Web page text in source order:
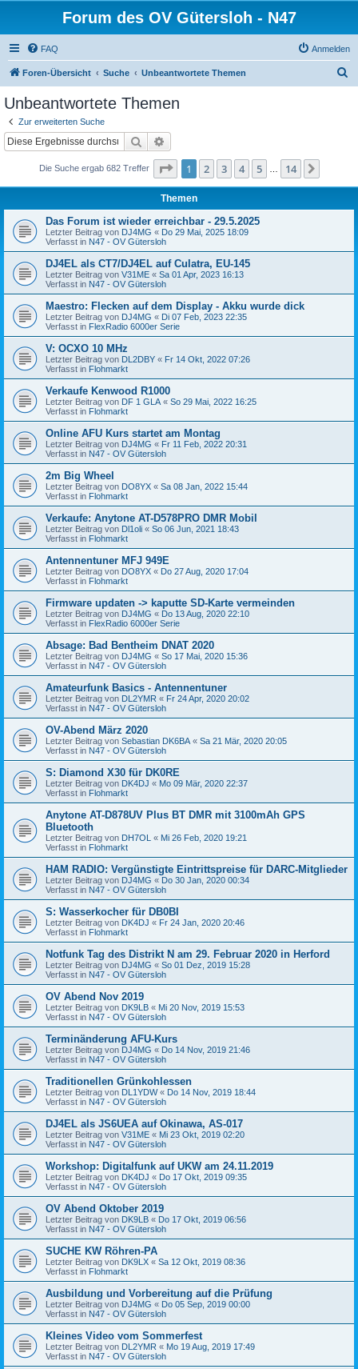
Forum des OV Gütersloh - N47
FAQ Anmelden
Foren-Übersicht Suche Unbeantwortete Themen
Unbeantwortete Themen
Zur erweiterten Suche
Suche
Die Suche ergab 682 Treffer Seite 1von 14
1 2 3 4 5 14
Themen
Das Forum ist wieder erreichbar - 29.5.2025
Letzter Beitrag von DJ4MG « Do 29 Mai, 2025 18:09
Verfasst in N47 - OV Gütersloh
DJ4EL als CT7/DJ4EL auf Culatra, EU-145
Letzter Beitrag von V31ME « Sa 01 Apr, 2023 16:13
Verfasst in N47 - OV Gütersloh
Maestro: Flecken auf dem Display - Akku wurde dick
Letzter Beitrag von DJ4MG « Di 07 Feb, 2023 22:35
Verfasst in FlexRadio 6000er Serie
V: OCXO 10 MHz
Letzter Beitrag von DL2DBY « Fr 14 Okt, 2022 07:26
Verfasst in Flohmarkt
Verkaufe Kenwood R1000
Letzter Beitrag von DF 1 GLA « So 29 Mai, 2022 16:25
Verfasst in Flohmarkt
Online AFU Kurs startet am Montag
Letzter Beitrag von DJ4MG « Fr 11 Feb, 2022 20:31
Verfasst in N47 - OV Gütersloh
2m Big Wheel
Letzter Beitrag von DO8YX « Sa 08 Jan, 2022 15:44
Verfasst in Flohmarkt
Verkaufe: Anytone AT-D578PRO DMR Mobil
Letzter Beitrag von Dl1oli « So 06 Jun, 2021 18:43
Verfasst in Flohmarkt
Antennentuner MFJ 949E
Letzter Beitrag von DO8YX « Do 27 Aug, 2020 17:04
Verfasst in Flohmarkt
Firmware updaten -> kaputte SD-Karte vermeinden
Letzter Beitrag von DJ4MG « Do 13 Aug, 2020 22:10
Verfasst in FlexRadio 6000er Serie
Absage: Bad Bentheim DNAT 2020
Letzter Beitrag von DJ4MG « So 17 Mai, 2020 15:36
Verfasst in N47 - OV Gütersloh
Amateurfunk Basics - Antennentuner
Letzter Beitrag von DL2YMR « Fr 24 Apr, 2020 20:02
Verfasst in N47 - OV Gütersloh
OV-Abend März 2020
Letzter Beitrag von Sebastian DK6BA « Sa 21 Mär, 2020 20:05
Verfasst in N47 - OV Gütersloh
S: Diamond X30 für DK0RE
Letzter Beitrag von DK4DJ « Mo 09 Mär, 2020 22:37
Verfasst in Flohmarkt
Anytone AT-D878UV Plus BT DMR mit 3100mAh GPS
Bluetooth
Letzter Beitrag von DH7OL « Mi 26 Feb, 2020 19:21
Verfasst in Flohmarkt
HAM RADIO: Vergünstigte Eintrittspreise für DARC-Mitglieder
Letzter Beitrag von DJ4MG « Do 30 Jan, 2020 00:34
Verfasst in N47 - OV Gütersloh
S: Wasserkocher für DB0BI
Letzter Beitrag von DK4DJ « Fr 24 Jan, 2020 20:46
Verfasst in Flohmarkt
Notfunk Tag des Distrikt N am 29. Februar 2020 in Herford
Letzter Beitrag von DJ4MG « So 01 Dez, 2019 15:28
Verfasst in N47 - OV Gütersloh
OV Abend Nov 2019
Letzter Beitrag von DK9LB « Mi 20 Nov, 2019 15:53
Verfasst in N47 - OV Gütersloh
Terminänderung AFU-Kurs
Letzter Beitrag von DJ4MG « Do 14 Nov, 2019 21:46
Verfasst in N47 - OV Gütersloh
Traditionellen Grünkohlessen
Letzter Beitrag von DL1YDW« Do 14 Nov, 2019 18:44
Verfasst in N47 - OV Gütersloh
DJ4EL als JS6UEA auf Okinawa, AS-017
Letzter Beitrag von V31ME « Mi 23 Okt, 2019 02:20
Verfasst in N47 - OV Gütersloh
Workshop: Digitalfunk auf UKW am 24.11.2019
Letzter Beitrag von DK4DJ « Do 17 Okt, 2019 09:35
Verfasst in N47 - OV Gütersloh
OV Abend Oktober 2019
Letzter Beitrag von DK9LB « Do 17 Okt, 2019 06:56
Verfasst in N47 - OV Gütersloh
SUCHE KW Röhren-PA
Letzter Beitrag von DK9LX « Sa 12 Okt, 2019 08:36
Verfasst in Flohmarkt
Ausbildung und Vorbereitung auf die Prüfung
Letzter Beitrag von DJ4MG « Do 05 Sep, 2019 00:00
Verfasst in N47 - OV Gütersloh
Kleines Video vom Sommerfest
Letzter Beitrag von DL2YMR « Mo 19 Aug, 2019 17:49
Verfasst in N47 - OV Gütersloh